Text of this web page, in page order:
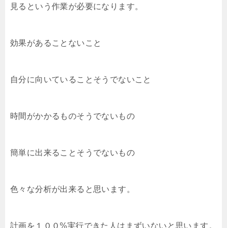
見るという作業が必要になります。
効果があることないこと
自分に向いていることそうでないこと
時間がかかるものそうでないもの
簡単に出来ることそうでないもの
色々な分析が出来ると思います。
計画を１００%実行できた人はまずいないと思います。